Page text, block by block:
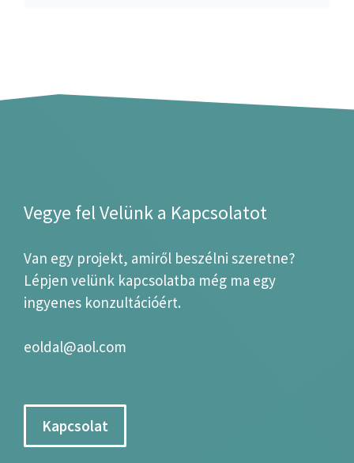
Vegye fel Velünk a Kapcsolatot
Van egy projekt, amiről beszélni szeretne?
Lépjen velünk kapcsolatba még ma egy
ingyenes konzultációért.
eoldal@aol.com
Kapcsolat